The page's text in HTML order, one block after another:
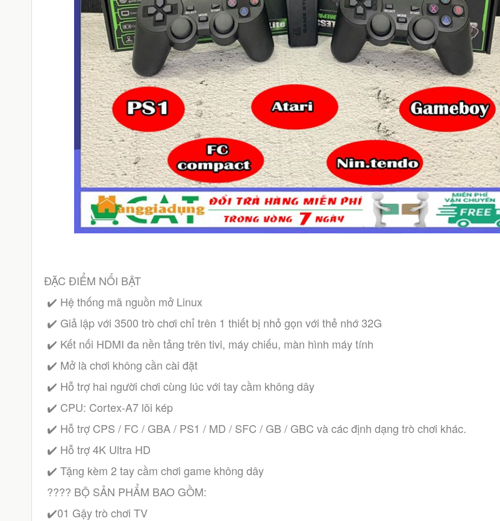
ĐẶC ĐIỂM NỔI BẬT
✔️ Hệ thống mã nguồn mở Linux
✔️ Giả lập với 3500 trò chơi chỉ trên 1 thiết bị nhỏ gọn với thẻ nhớ 32G
✔️ Kết nối HDMI đa nền tảng trên tivi, máy chiếu, màn hình máy tính
✔️ Mở là chơi không cần cài đặt
✔️ Hỗ trợ hai người chơi cùng lúc với tay cầm không dây
✔️ CPU: Cortex-A7 lõi kép
✔️ Hỗ trợ CPS / FC / GBA / PS1 / MD / SFC / GB / GBC và các định dạng trò chơi khác.
✔️ Hỗ trợ 4K Ultra HD
✔️ Tặng kèm 2 tay cầm chơi game không dây
???? BỘ SẢN PHẨM BAO GỒM:
✔️01 Gậy trò chơi TV